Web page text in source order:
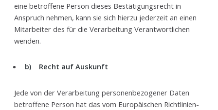
eine betroffene Person dieses Bestätigungsrecht in
Anspruch nehmen, kann sie sich hierzu jederzeit an einen
Mitarbeiter des für die Verarbeitung Verantwortlichen
wenden.
b) Recht auf Auskunft
Jede von der Verarbeitung personenbezogener Daten
betroffene Person hat das vom Europäischen Richtlinien-